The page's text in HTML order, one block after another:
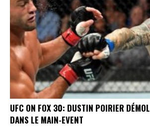
UFC ON FOX 30: DUSTIN POIRIER
DANS LE MAIN-EVENT